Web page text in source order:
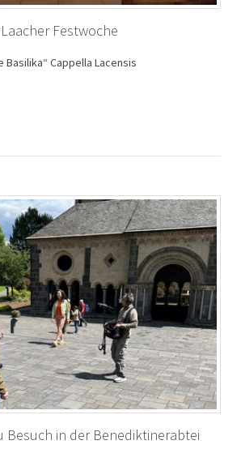
Festwoche
Basilika“ Cappella Lacensis
Besuch in der Benediktinerabtei